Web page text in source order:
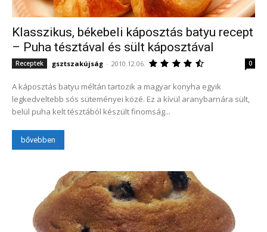
Klasszikus, békebeli káposztás batyu recept
– Puha tésztával és sült káposztával
Receptek gsztszakújság - 2010.12.06. 0
A káposztás batyu méltán tartozik a magyar konyha egyik
legkedveltebb sós süteményei közé. Ez a kívül aranybarnára sült,
belül puha kelt tésztából készült finomság...
bővebben